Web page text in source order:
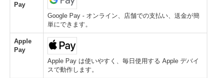
Pay
Google Pay - オンライン、店舗での支払い、送金が簡
単にできます。
Apple
Pay
Apple Pay は使いやすく、毎日使用する Apple デバイ
スで動作します。